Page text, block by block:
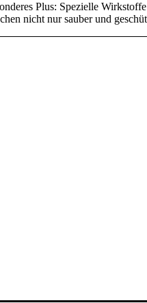
Plus: Spezielle
nicht nur sauber und